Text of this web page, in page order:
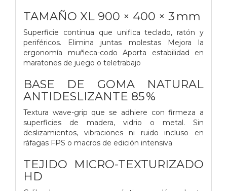
TAMAÑO XL 900 × 400 × 3 mm
Superficie continua que unifica teclado, ratón y
periféricos. Elimina juntas molestas Mejora la
ergonomía muñeca-codo Aporta estabilidad en
maratones de juego o teletrabajo
BASE DE GOMA NATURAL
ANTIDESLIZANTE 85 %
Textura wave-grip que se adhiere con firmeza a
superficies de madera, vidrio o metal. Sin
deslizamientos, vibraciones ni ruido incluso en
ráfagas FPS o macros de edición intensiva
TEJIDO MICRO-TEXTURIZADO
HD